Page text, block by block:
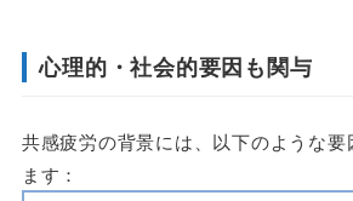
心理的・社会的要因も関与
共感疲労の背景には、以下のような
ます：